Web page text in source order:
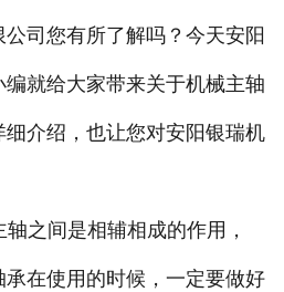
联系我们
司您有所了解吗？今天安阳
就给大家带来关于机械主轴
介绍，也让您对安阳银瑞机
间是相辅相成的作用，
在使用的时候，一定要做好